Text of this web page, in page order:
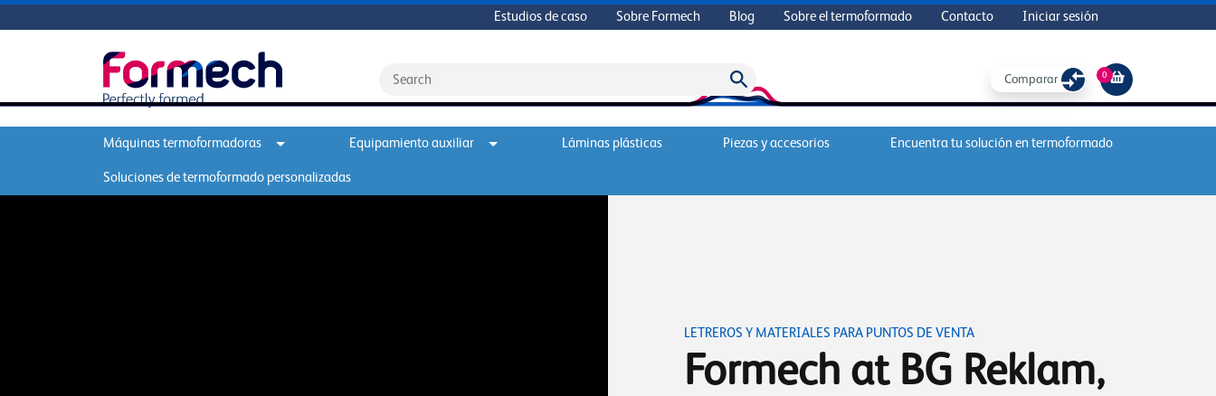
Estudios de caso Sobre Formech Blog Sobre el termoformado Contacto Iniciar sesión
Comparar 0
Máquinas termoformadoras Equipamiento auxiliar Láminas plásticas Piezas y accesorios Encuentra tu solución en termoformado
Soluciones de termoformado personalizadas
LETREROS Y MATERIALES PARA PUNTOS DE VENTA
Formech at BG Reklam,